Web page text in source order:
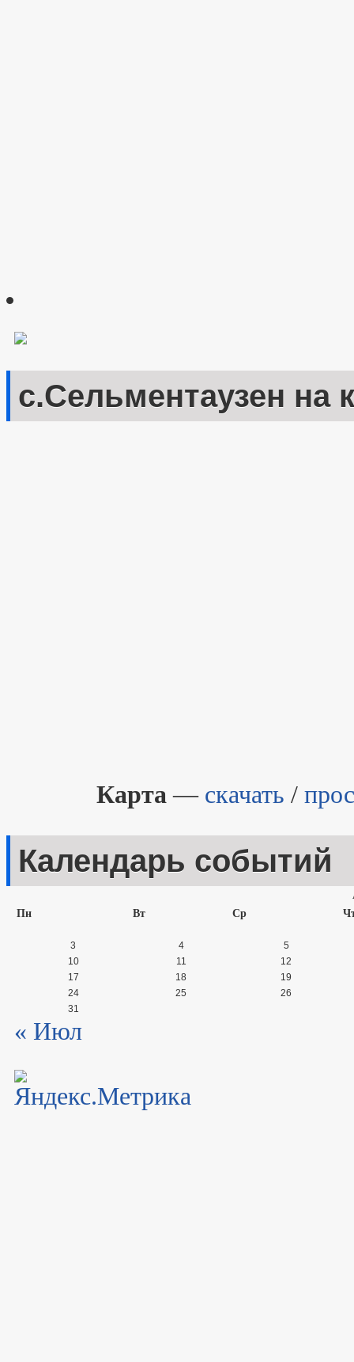
с.Сельментаузен на
Карта — скачать /
Календарь событий
Пн
Вт Ср
3 4
5
10
11
12
17
18
19
24
25
26
31
« Июл